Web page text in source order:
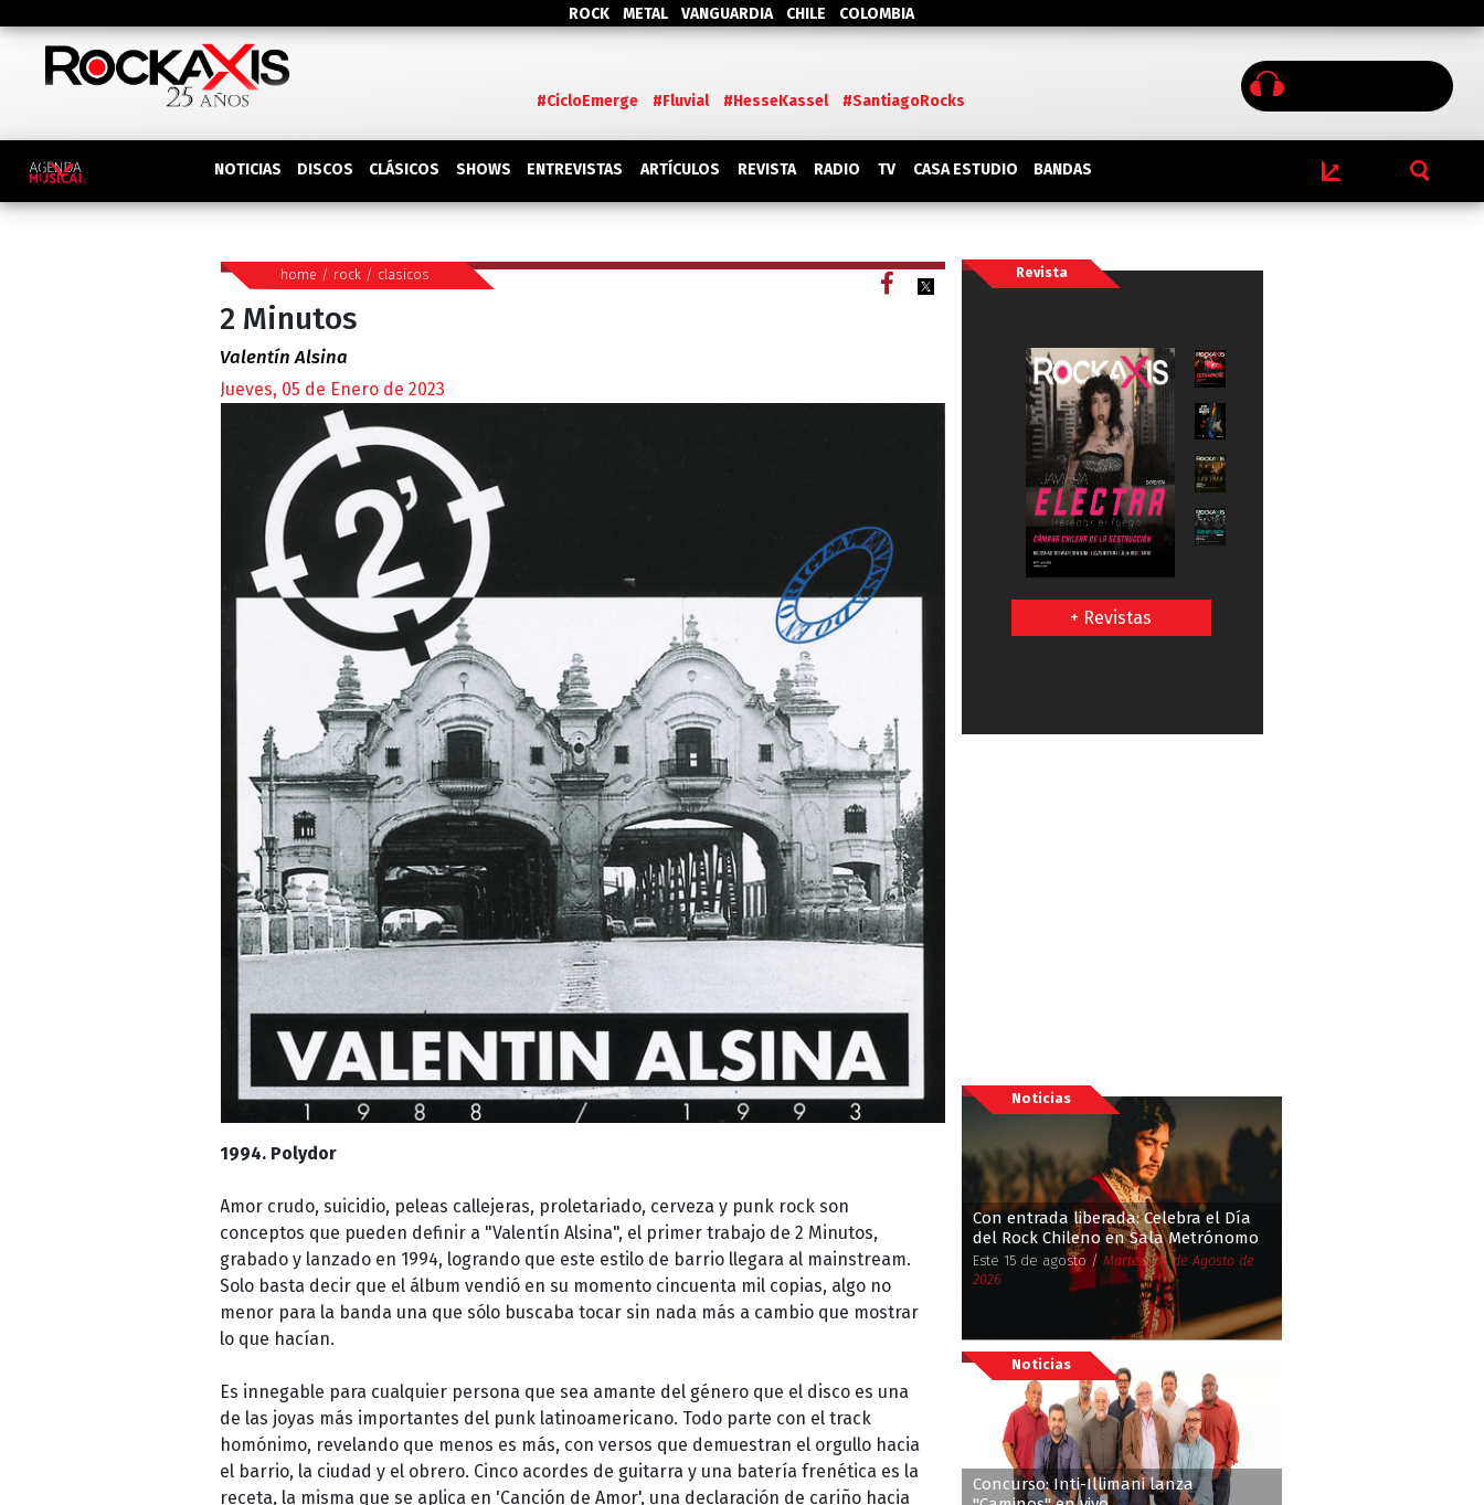
ROCK METAL VANGUARDIA CHILE COLOMBIA
#CicloEmerge #Fluvial #HesseKassel #SantiagoRocks
NOTICIAS DISCOS CLÁSICOS SHOWS ENTREVISTAS ARTÍCULOS REVISTA RADIO TV CASA ESTUDIO BANDAS
home / rock/ clasicos
2 Minutos
Valentín Alsina
Jueves, 05 de Enero de 2023
1994. Polydor
Amor crudo, suicidio, peleas callejeras, proletariado, cerveza y punk rock son
conceptos que pueden definir a "Valentín Alsina", el primer trabajo de 2 Minutos,
grabado y lanzado en 1994, logrando que este estilo de barrio llegara al mainstream.
Solo basta decir que el álbum vendió en su momento cincuenta mil copias, algo no
menor para la banda una que sólo buscaba tocar sin nada más a cambio que mostrar
lo que hacían.
Es innegable para cualquier persona que sea amante del género que el disco es una
de las joyas más importantes del punk latinoamericano. Todo parte con el track
homónimo, revelando que menos es más, con versos que demuestran el orgullo hacia
el barrio, la ciudad y el obrero. Cinco acordes de guitarra y una batería frenética es la
receta, la misma que se aplica en 'Canción de Amor', una declaración de cariño hacia
Revista
+ Revistas
Noticias
Con entrada liberada: Celebra el Día
del Rock Chileno en Sala Metrónomo
Este 15 de agosto /Martes, 04 de Agosto de
2026
Noticias
Concurso: Inti-Illimani lanza